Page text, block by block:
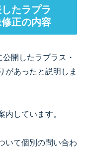
たラプラ
正の内容
開したラプラス・
があったと説明しま
しています。
いて個別の問い合わ